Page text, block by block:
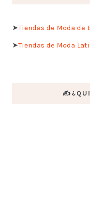
➤Tiendas de Moda de
➤Tiendas de Moda